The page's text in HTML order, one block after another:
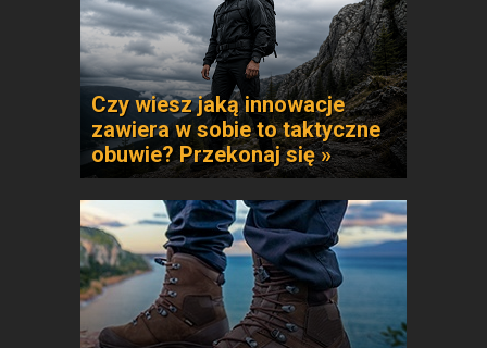
Czy wiesz jaką innowacje
zawiera w sobie to taktyczne
obuwie? Przekonaj się »